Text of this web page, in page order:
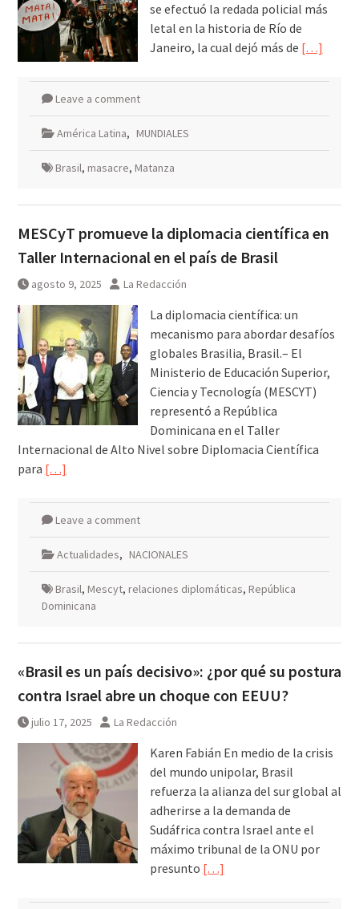
se efectuó la redada policial más
letal en la historia de Río de
Janeiro, la cual dejó más de […]
Leave a comment
América Latina, MUNDIALES
Brasil, masacre, Matanza
MESCyT promueve la diplomacia científica en
Taller Internacional en el país de Brasil
agosto 9, 2025 La Redacción
La diplomacia científica: un
mecanismo para abordar desafíos
globales Brasilia, Brasil.– El
Ministerio de Educación Superior,
Ciencia y Tecnología (MESCYT)
representó a República
Dominicana en el Taller
Internacional de Alto Nivel sobre Diplomacia Científica
para […]
Leave a comment
Actualidades, NACIONALES
Brasil, Mescyt, relaciones diplomáticas, República
Dominicana
«Brasil es un país decisivo»: ¿por qué su postura
contra Israel abre un choque con EEUU?
julio 17, 2025 La Redacción
Karen Fabián En medio de la crisis
del mundo unipolar, Brasil
refuerza la alianza del sur global al
adherirse a la demanda de
Sudáfrica contra Israel ante el
máximo tribunal de la ONU por
presunto […]